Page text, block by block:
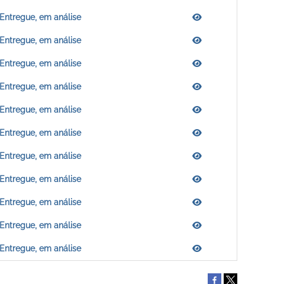
Entregue, em análise
Entregue, em análise
Entregue, em análise
Entregue, em análise
Entregue, em análise
Entregue, em análise
Entregue, em análise
Entregue, em análise
Entregue, em análise
Entregue, em análise
Entregue, em análise